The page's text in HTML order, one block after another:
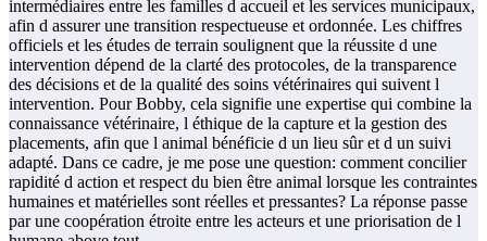
intermédiaires entre les familles d accueil et les services municipaux,
afin d assurer une transition respectueuse et ordonnée. Les chiffres
officiels et les études de terrain soulignent que la réussite d une
intervention dépend de la clarté des protocoles, de la transparence
des décisions et de la qualité des soins vétérinaires qui suivent l
intervention. Pour Bobby, cela signifie une expertise qui combine la
connaissance vétérinaire, l éthique de la capture et la gestion des
placements, afin que l animal bénéficie d un lieu sûr et d un suivi
adapté. Dans ce cadre, je me pose une question: comment concilier
rapidité d action et respect du bien être animal lorsque les contraintes
humaines et matérielles sont réelles et pressantes? La réponse passe
par une coopération étroite entre les acteurs et une priorisation de l